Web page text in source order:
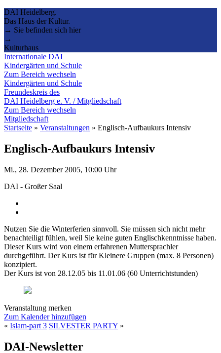
DAI Heidelberg.
Das Haus der Kultur.
→ Sie befinden sich hier
→
Kulturhaus
Internationale DAI
Kindergärten und Schule
Zum Bereich wechseln
Kindergärten und Schule
Freundeskreis des
DAI Heidelberg e. V. / Mitgliedschaft
Zum Bereich wechseln
Mitgliedschaft
Startseite » Veranstaltungen » Englisch-Aufbaukurs Intensiv
Englisch-Aufbaukurs Intensiv
Mi., 28. Dezember 2005, 10:00 Uhr
DAI - Großer Saal
Nutzen Sie die Winterferien sinnvoll. Sie müssen sich nicht mehr
benachteiligt fühlen, weil Sie keine guten Englischkenntnisse haben.
Dieser Kurs wird von einem erfahrenen Muttersprachler
durchgeführt. Der Kurs ist für Kleinere Gruppen (max. 8 Personen)
konzipiert.
Der Kurs ist von 28.12.05 bis 11.01.06 (60 Unterrichtstunden)
Veranstaltung merken
Zum Kalender hinzufügen
« Islam-part 3 SILVESTER PARTY »
DAI-Newsletter